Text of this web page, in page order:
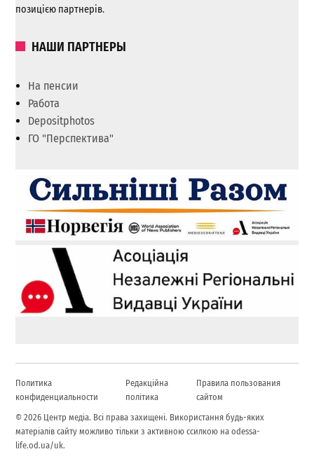
позицією партнерів.
НАШИ ПАРТНЕРЫ
На пенсии
Работа
Depositphotos
ГО "Перспектива"
Политика
конфиденциальности
Редакційна
політика
Правила пользования
сайтом
© 2026 Центр медіа. Всі права захищені. Використання будь-яких
матеріалів сайту можливо тільки з активною ссилкою на odessa-
life.od.ua/uk.